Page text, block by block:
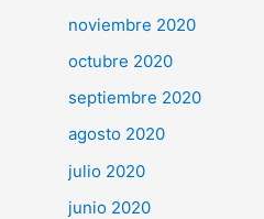
noviembre 2020
octubre 2020
septiembre 2020
agosto 2020
julio 2020
junio 2020